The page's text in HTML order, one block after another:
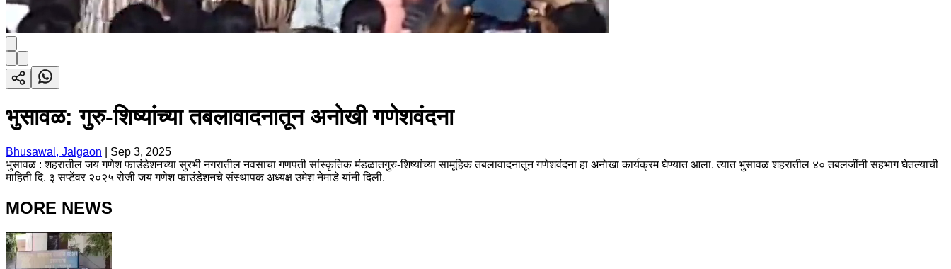
भुसावळ: गुरु-शिष्यांच्या तबलावादनातून अनाेखी गणेशवंदना
Bhusawal, Jalgaon
Sep 3, 2025
भुसावळ : शहरातील जय गणेश फाउंडेशनच्या सुरभी नगरातील नवसाचा गणपती सांस्कृतिक मंडळातगुरु-शिष्यांच्या सामूहिक तबलावादनातून गणेशवंदना हा अनाेखा कार्यक्रम घेण्यात आला. त्यात भुसावळ शहरातील ४० तबलजींनी सहभाग घेतल्याची
माहिती दि. ३ सप्टेंवर २०२५ रोजी जय गणेश फाउंडेशनचे संस्थापक अध्यक्ष उमेश नेमाडे यांनी दिली.
MORE NEWS